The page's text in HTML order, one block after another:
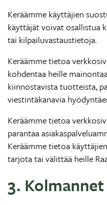
Keräämme käyttäjien
käyttäjät voivat osallistua
tai kilpailuvastaustietoja.
Keräämme tietoa
kohdentaa heille
kiinnostavista tuotteista,
viestintäkanavia
Keräämme tietoa
parantaa
Keräämme tietoa
tarjota tai välittää heille
3.